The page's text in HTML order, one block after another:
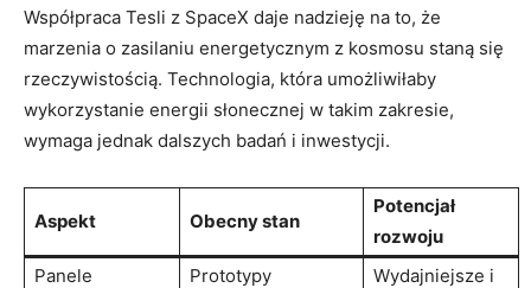
Współpraca Tesli z SpaceX daje nadzieję na to, że
marzenia o zasilaniu energetycznym z kosmosu staną się
rzeczywistością. Technologia, która umożliwiłaby
wykorzystanie energii słonecznej w takim zakresie,
wymaga jednak dalszych badań i inwestycji.
Aspekt Obecny stan
Potencjał
rozwoju
Panele
Prototypy
Wydajniejsze i